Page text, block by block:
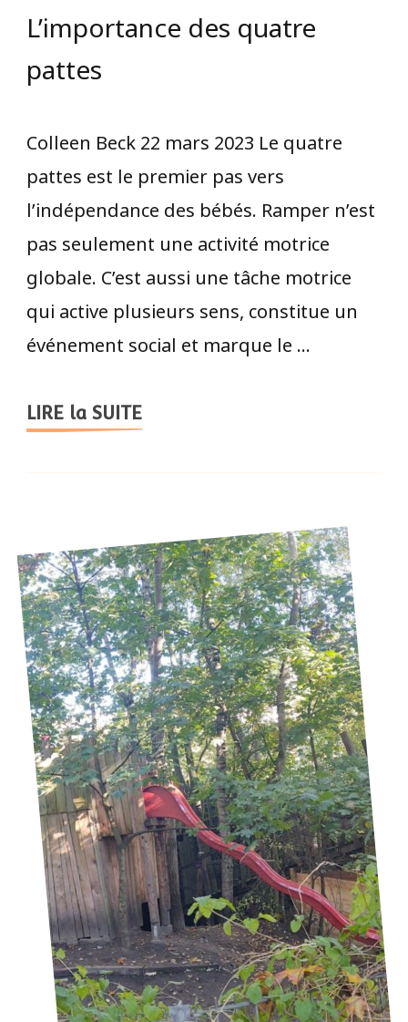
L’importance des quatre
pattes
Colleen Beck 22 mars 2023 Le quatre
pattes est le premier pas vers
l’indépendance des bébés. Ramper n’est
pas seulement une activité motrice
globale. C’est aussi une tâche motrice
qui active plusieurs sens, constitue un
événement social et marque le …
LIRE la SUITE